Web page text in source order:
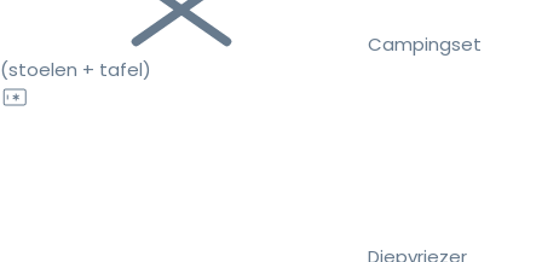
Campingset
(stoelen + tafel)
Diepvriezer